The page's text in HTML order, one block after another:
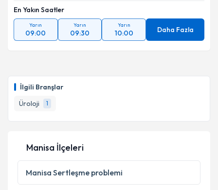
İlgili Branşlar
Üroloji
1
En Yakın Saatler
Yarın
09:00
Yarın
09:30
Yarın
10:00 Daha Fazla
Manisa İlçeleri
Manisa Sertleşme problemi